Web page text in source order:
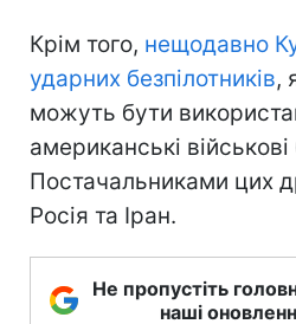
Крім того, нещодавно
ударних безпілотників,
можуть бути
американські військові
Постачальниками цих
Росія та Іран.
Не пропустіть
наші